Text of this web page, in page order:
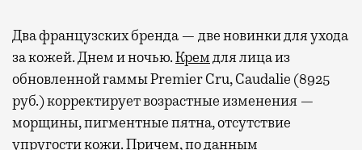
Два французских бренда — две новинки для ухода
за кожей. Днем и ночью.Кремдля лица из
обновленной гаммы Premier Cru, Caudalie (8925
руб.) корректирует возрастные изменения —
морщины, пигментные пятна, отсутствие
упругости кожи. Причем, по данным